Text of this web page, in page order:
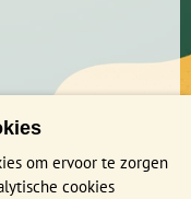
om ervoor te zorgen
cookies